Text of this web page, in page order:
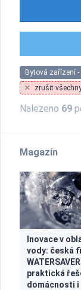
Bytová zařízení
zrušit
Nalezeno 69
Magazín
Inovace v
vody: česká
praktická
domácnosti i